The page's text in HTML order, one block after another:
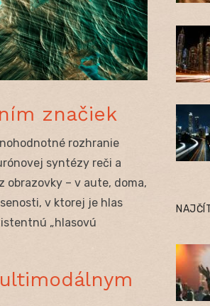
značiek
rozhranie
syntézy reči a
– v aute, doma,
v ktorej je hlas
„hlasovú